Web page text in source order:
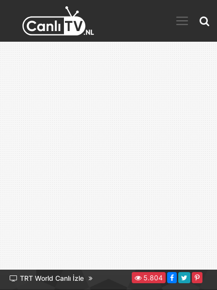
TRT World Canlı İzle 5.804